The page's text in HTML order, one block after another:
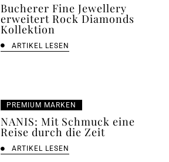
Bucherer Fine Jewellery
erweitert Rock Diamonds
Kollektion
ARTIKEL LESEN
PREMIUM MARKEN
NANIS: Mit Schmuck eine
Reise durch die Zeit
ARTIKEL LESEN